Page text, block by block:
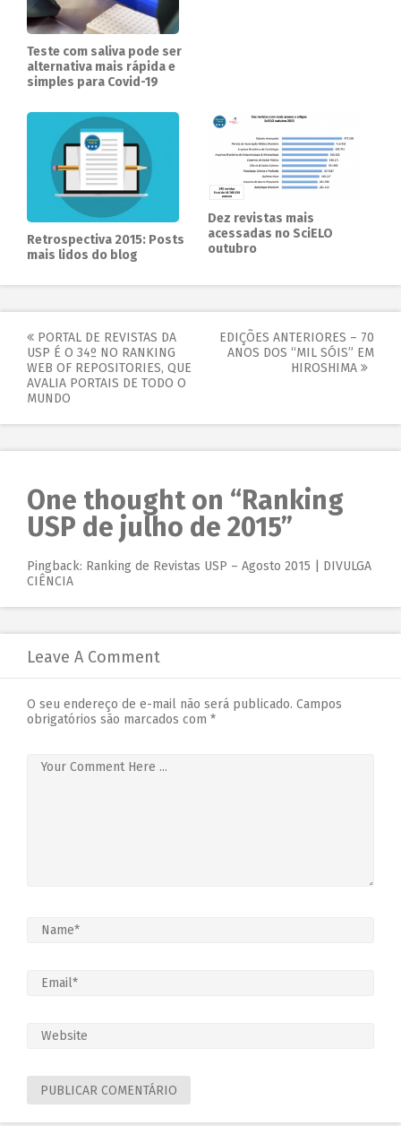
Teste com saliva pode ser
alternativa mais rápida e
simples para Covid-19
Retrospectiva 2015: Posts
mais lidos do blog
Dez revistas mais
acessadas no SciELO
outubro
PORTAL DE REVISTAS DA
USP É O 34º NO RANKING
WEB OF REPOSITORIES, QUE
AVALIA PORTAIS DE TODO O
MUNDO
EDIÇÕES ANTERIORES – 70
ANOS DOS “MIL SÓIS” EM
HIROSHIMA
One thought on “Ranking
USP de julho de 2015”
Pingback: Ranking de Revistas USP – Agosto 2015 | DIVULGA
CIÊNCIA
Leave A Comment
O seu endereço de e-mail não será publicado. Campos
obrigatórios são marcados com *